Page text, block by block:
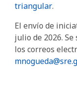
triangular.
El envío de
julio de 2026.
los correos